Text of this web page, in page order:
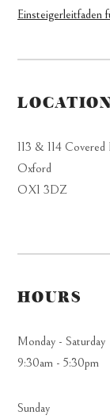
Einsteigerleitfaden
113 & 114
Oxford
OX1 3DZ
HOURS
Monday - Saturday
9:30am - 5:30pm
Sunday